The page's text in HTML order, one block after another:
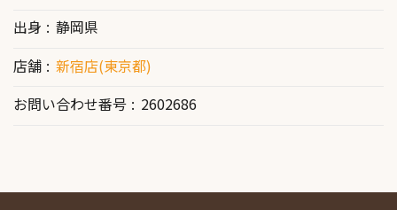
出身
静岡県
店舗
新宿店(東京都)
お問い合わせ番号
2602686